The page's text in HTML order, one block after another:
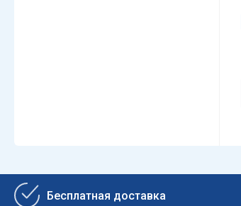
Бесплатная доставка